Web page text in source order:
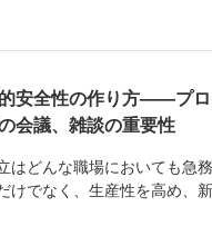
安全性の作り方——プ
会議、雑談の重要性
はどんな職場においても急
けでなく、生産性を高め、